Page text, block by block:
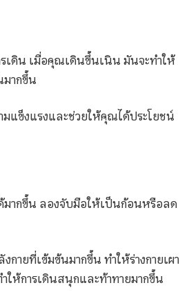
เดิน เมื่อคุณเดินขึ้นเนิน มันจะทำให้
มากขึ้น
มแข็งแรงและช่วยให้คุณได้ประโยชน์
มากขึ้น ลองจับมือให้เป็นก้อนหรือลด
ายที่เข้มข้นมากขึ้น ทำให้ร่างกายเผา
ห้การเดินสนุกและท้าทายมากขึ้น